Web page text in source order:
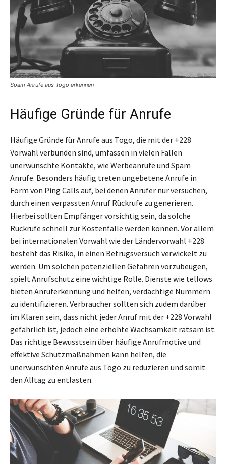
Spam Anrufe aus Togo erkennen
Häufige Gründe für Anrufe
Häufige Gründe für Anrufe aus Togo, die mit der +228
Vorwahl verbunden sind, umfassen in vielen Fällen
unerwünschte Kontakte, wie Werbeanrufe und Spam
Anrufe. Besonders häufig treten ungebetene Anrufe in
Form von Ping Calls auf, bei denen Anrufer nur versuchen,
durch einen verpassten Anruf Rückrufe zu generieren.
Hierbei sollten Empfänger vorsichtig sein, da solche
Rückrufe schnell zur Kostenfalle werden können. Vor allem
bei internationalen Vorwahl wie der Ländervorwahl +228
besteht das Risiko, in einen Betrugsversuch verwickelt zu
werden. Um solchen potenziellen Gefahren vorzubeugen,
spielt Anrufschutz eine wichtige Rolle. Dienste wie tellows
bieten Anruferkennung und helfen, verdächtige Nummern
zu identifizieren. Verbraucher sollten sich zudem darüber
im Klaren sein, dass nicht jeder Anruf mit der +228 Vorwahl
gefährlich ist, jedoch eine erhöhte Wachsamkeit ratsam ist.
Das richtige Bewusstsein über häufige Anrufmotive und
effektive Schutzmaßnahmen kann helfen, die
unerwünschten Anrufe aus Togo zu reduzieren und somit
den Alltag zu entlasten.